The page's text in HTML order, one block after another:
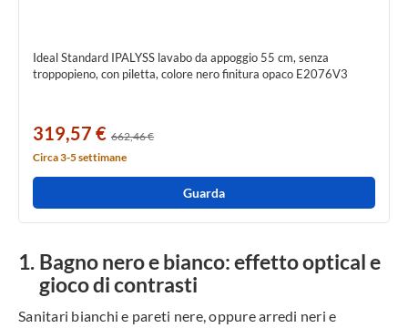
Ideal Standard IPALYSS lavabo da appoggio 55 cm, senza
troppopieno, con piletta, colore nero finitura opaco E2076V3
319,57 € 662,46 €
Circa 3-5 settimane
Guarda
Bagno nero e bianco: effetto optical e
gioco di contrasti
Sanitari bianchi e pareti nere, oppure arredi neri e